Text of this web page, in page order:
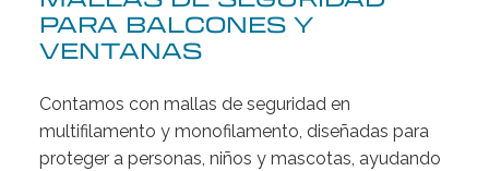
PARA BALCONES Y
VENTANAS
Contamos con mallas de seguridad en
multifilamento y monofilamento, diseñadas para
proteger a personas, niños y mascotas, ayudando